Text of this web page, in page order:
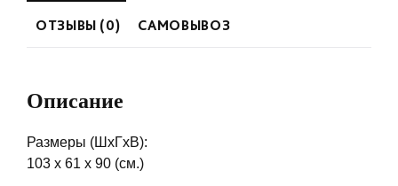
ОТЗЫВЫ (0) САМОВЫВОЗ
Описание
Размеры (ШхГхВ):
103 х 61 х 90 (см.)